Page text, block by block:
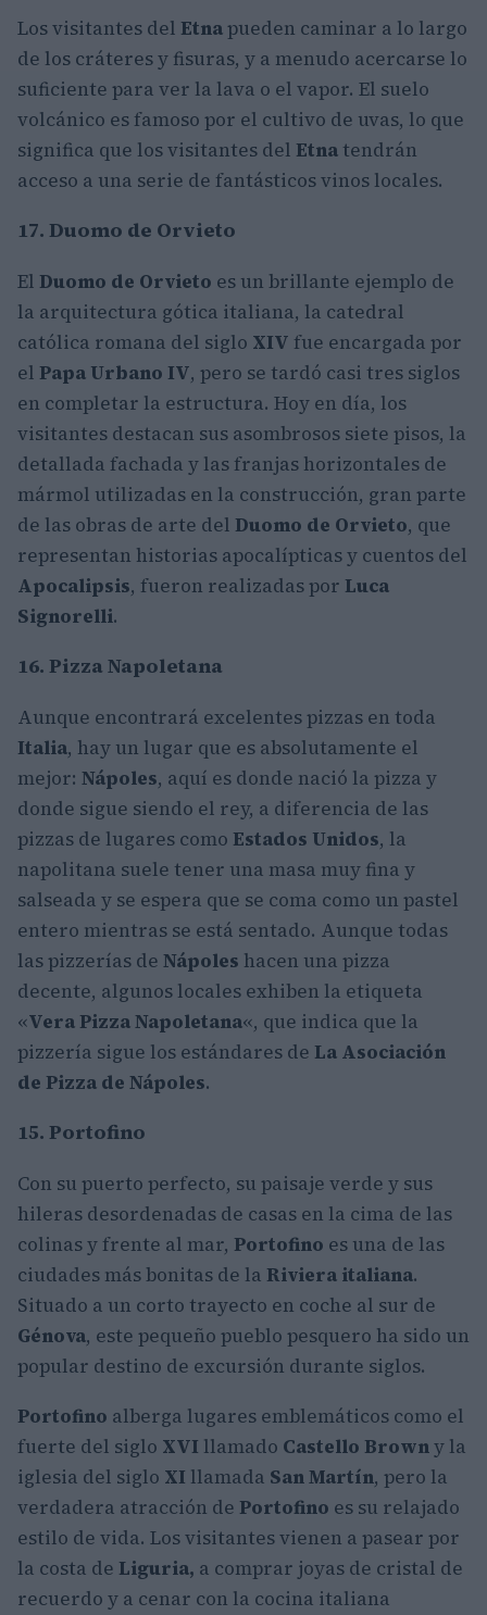
Los visitantes del Etnapueden caminar a lo largo
de los cráteres y fisuras, y a menudo acercarse lo
suficiente para ver la lava o el vapor. El suelo
volcánico es famoso por el cultivo de uvas, lo que
significa que los visitantes del Etna tendrán
acceso a una serie de fantásticos vinos locales.
17. Duomo de Orvieto
El Duomo de Orvieto es un brillante ejemplo de
la arquitectura gótica italiana, la catedral
católica romana del siglo XIV fue encargada por
el Papa Urbano IV, pero se tardó casi tres siglos
en completar la estructura. Hoy en día, los
visitantes destacan sus asombrosos siete pisos, la
detallada fachada y las franjas horizontales de
mármol utilizadas en la construcción, gran parte
de las obras de arte del Duomo de Orvieto, que
representan historias apocalípticas y cuentos del
Apocalipsis, fueron realizadas por Luca
Signorelli.
16. Pizza Napoletana
Aunque encontrará excelentes pizzas en toda
Italia, hay un lugar que es absolutamente el
mejor: Nápoles, aquí es donde nació la pizza y
donde sigue siendo el rey, a diferencia de las
pizzas de lugares como Estados Unidos, la
napolitana suele tener una masa muy fina y
salseada y se espera que se coma como un pastel
entero mientras se está sentado. Aunque todas
las pizzerías de Nápoles hacen una pizza
decente, algunos locales exhiben la etiqueta
«Vera Pizza Napoletana«, que indica que la
pizzería sigue los estándares de La Asociación
de Pizza de Nápoles.
15. Portofino
Con su puerto perfecto, su paisaje verde y sus
hileras desordenadas de casas en la cima de las
colinas y frente al mar, Portofino es una de las
ciudades más bonitas de la Riviera italiana.
Situado a un corto trayecto en coche al sur de
Génova, este pequeño pueblo pesquero ha sido un
popular destino de excursión durante siglos.
Portofino alberga lugares emblemáticos como el
fuerte del siglo XVI llamado Castello Browny la
iglesia del siglo XI llamada San Martín, pero la
verdadera atracción de Portofino es su relajado
estilo de vida. Los visitantes vienen a pasear por
la costa de Liguria, a comprar joyas de cristal de
recuerdo y a cenar con la cocina italiana